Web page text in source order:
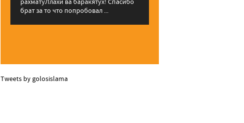
брат за то что попробовал ...
Tweets by golosislama